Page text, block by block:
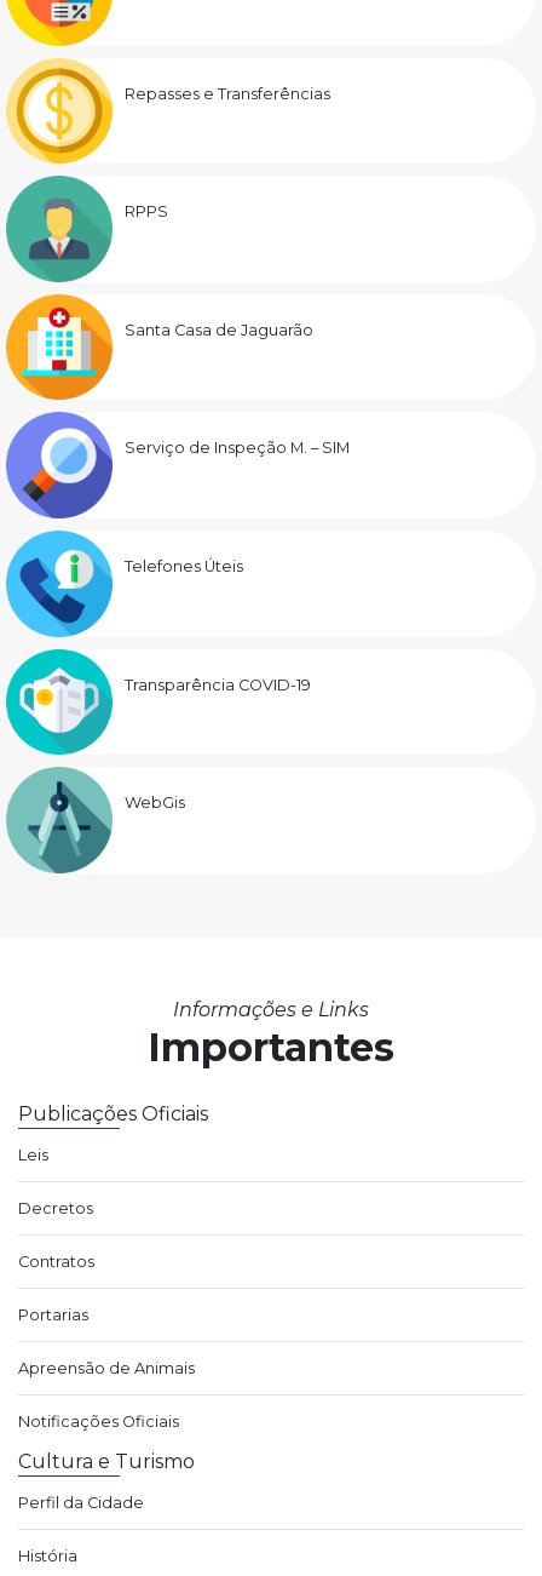
Repasses e Transferências
RPPS
Santa Casa de Jaguarão
Serviço de Inspeção M. – SIM
Telefones Úteis
Transparência COVID-19
WebGis
Informações e Links
Importantes
Publicações Oficiais
Leis
Decretos
Contratos
Portarias
Apreensão de Animais
Notificações Oficiais
Cultura e Turismo
Perfil da Cidade
História